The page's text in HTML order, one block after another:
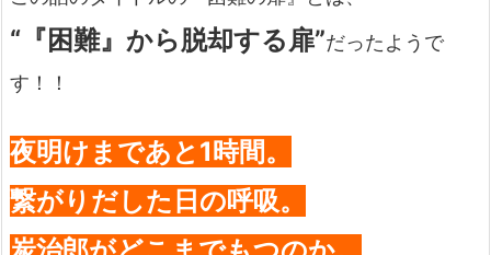
“『困難』から脱却する扉”だったようで
す！！
夜明けまであと1時間。
繋がりだした日の呼吸。